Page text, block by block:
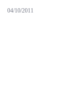
04/10/2011